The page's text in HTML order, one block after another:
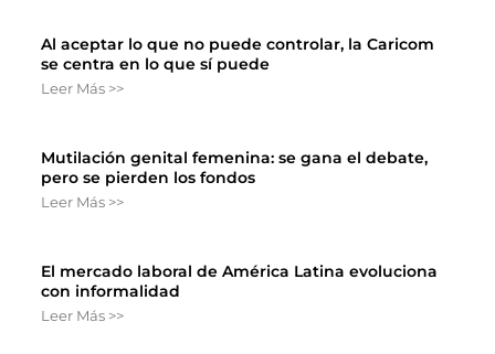
Al aceptar lo que no puede controlar, la Caricom
se centra en lo que sí puede
Leer Más >>
Mutilación genital femenina: se gana el debate,
pero se pierden los fondos
Leer Más >>
El mercado laboral de América Latina evoluciona
con informalidad
Leer Más >>